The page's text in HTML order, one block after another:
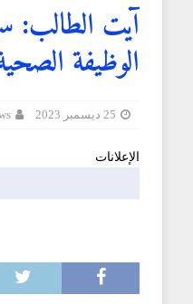
آيت الطالب:
الوظيفة
25 ديسمبر 2023
الإعلانات